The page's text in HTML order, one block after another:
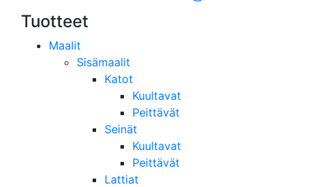
Tuotteet
Maalit
Sisämaalit
Katot
Kuultavat
Peittävät
Seinät
Kuultavat
Peittävät
Lattiat